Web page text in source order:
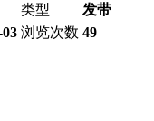
类型
发带
03 浏览次数 49